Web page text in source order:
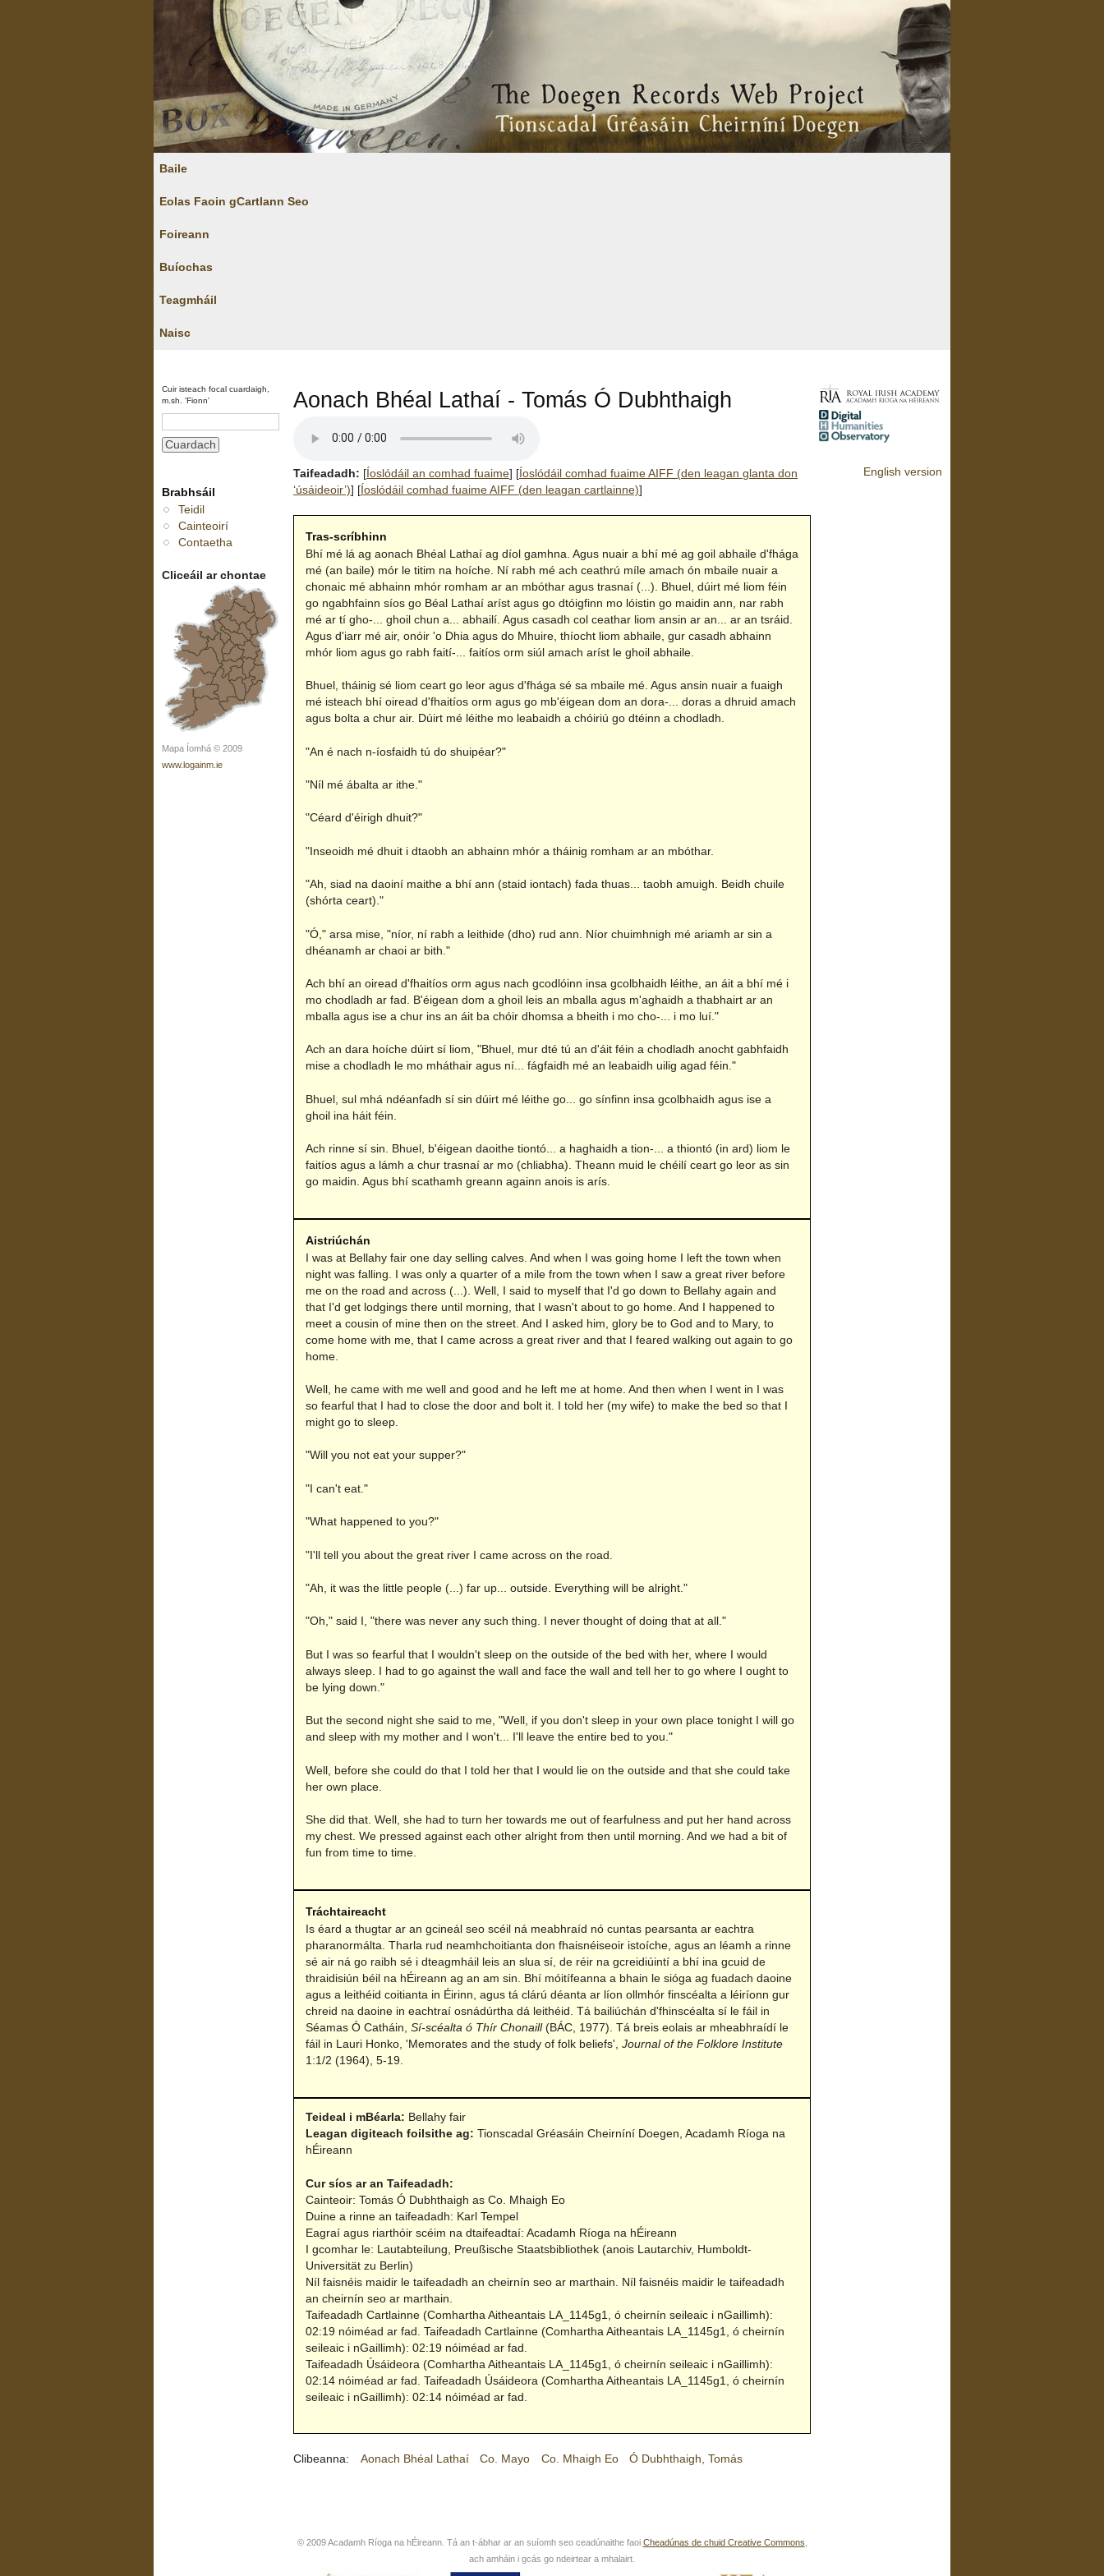
Baile
Eolas Faoin gCartlann Seo
Foireann
Buíochas
Teagmháil
Naisc
Cuir isteach focal cuardaigh,
m.sh. 'Fionn'
Brabhsáil
Teidil
Cainteoirí
Contaetha
Cliceáil ar chontae
Mapa Íomhá © 2009
www.logainm.ie
Aonach Bhéal Lathaí - Tomás Ó Dubhthaigh
Taifeadadh: [ Íoslódáil an comhad fuaime] [ Íoslódáil comhad fuaime AIFF (den leagan glanta don
‘úsáideoir’)] [ Íoslódáil comhad fuaime AIFF (den leagan cartlainne)]
Tras-scríbhinn
Bhí mé lá ag aonach Bhéal Lathaí ag díol gamhna. Agus nuair a bhí mé ag goil abhaile d'fhága
mé (an baile) mór le titim na hoíche. Ní rabh mé ach ceathrú míle amach ón mbaile nuair a
chonaic mé abhainn mhór romham ar an mbóthar agus trasnaí (...). Bhuel, dúirt mé liom féin
go ngabhfainn síos go Béal Lathaí aríst agus go dtóigfinn mo lóistin go maidin ann, nar rabh
mé ar tí gho-... ghoil chun a... abhailí. Agus casadh col ceathar liom ansin ar an... ar an tsráid.
Agus d'iarr mé air, onóir 'o Dhia agus do Mhuire, thíocht liom abhaile, gur casadh abhainn
mhór liom agus go rabh faití-... faitíos orm siúl amach aríst le ghoil abhaile.
Bhuel, tháinig sé liom ceart go leor agus d'fhága sé sa mbaile mé. Agus ansin nuair a fuaigh
mé isteach bhí oiread d'fhaitíos orm agus go mb'éigean dom an dora-... doras a dhruid amach
agus bolta a chur air. Dúirt mé léithe mo leabaidh a chóiriú go dtéinn a chodladh.
"An é nach n-íosfaidh tú do shuipéar?"
"Níl mé ábalta ar ithe."
"Céard d'éirigh dhuit?"
"Inseoidh mé dhuit i dtaobh an abhainn mhór a tháinig romham ar an mbóthar.
"Ah, siad na daoiní maithe a bhí ann (staid iontach) fada thuas... taobh amuigh. Beidh chuile
(shórta ceart)."
"Ó," arsa mise, "níor, ní rabh a leithide (dho) rud ann. Níor chuimhnigh mé ariamh ar sin a
dhéanamh ar chaoi ar bith."
Ach bhí an oiread d'fhaitíos orm agus nach gcodlóinn insa gcolbhaidh léithe, an áit a bhí mé i
mo chodladh ar fad. B'éigean dom a ghoil leis an mballa agus m'aghaidh a thabhairt ar an
mballa agus ise a chur ins an áit ba chóir dhomsa a bheith i mo cho-... i mo luí."
Ach an dara hoíche dúirt sí liom, "Bhuel, mur dté tú an d'áit féin a chodladh anocht gabhfaidh
mise a chodladh le mo mháthair agus ní... fágfaidh mé an leabaidh uilig agad féin."
Bhuel, sul mhá ndéanfadh sí sin dúirt mé léithe go... go sínfinn insa gcolbhaidh agus ise a
ghoil ina háit féin.
Ach rinne sí sin. Bhuel, b'éigean daoithe tiontó... a haghaidh a tion-... a thiontó (in ard) liom le
faitíos agus a lámh a chur trasnaí ar mo (chliabha). Theann muid le chéilí ceart go leor as sin
go maidin. Agus bhí scathamh greann againn anois is arís.
Aistriúchán
I was at Bellahy fair one day selling calves. And when I was going home I left the town when
night was falling. I was only a quarter of a mile from the town when I saw a great river before
me on the road and across (...). Well, I said to myself that I'd go down to Bellahy again and
that I'd get lodgings there until morning, that I wasn't about to go home. And I happened to
meet a cousin of mine then on the street. And I asked him, glory be to God and to Mary, to
come home with me, that I came across a great river and that I feared walking out again to go
home.
Well, he came with me well and good and he left me at home. And then when I went in I was
so fearful that I had to close the door and bolt it. I told her (my wife) to make the bed so that I
might go to sleep.
"Will you not eat your supper?"
"I can't eat."
"What happened to you?"
"I'll tell you about the great river I came across on the road.
"Ah, it was the little people (...) far up... outside. Everything will be alright."
"Oh," said I, "there was never any such thing. I never thought of doing that at all."
But I was so fearful that I wouldn't sleep on the outside of the bed with her, where I would
always sleep. I had to go against the wall and face the wall and tell her to go where I ought to
be lying down."
But the second night she said to me, "Well, if you don't sleep in your own place tonight I will go
and sleep with my mother and I won't... I'll leave the entire bed to you."
Well, before she could do that I told her that I would lie on the outside and that she could take
her own place.
She did that. Well, she had to turn her towards me out of fearfulness and put her hand across
my chest. We pressed against each other alright from then until morning. And we had a bit of
fun from time to time.
Tráchtaireacht
Is éard a thugtar ar an gcineál seo scéil ná meabhraíd nó cuntas pearsanta ar eachtra
pharanormálta. Tharla rud neamhchoitianta don fhaisnéiseoir istoíche, agus an léamh a rinne
sé air ná go raibh sé i dteagmháil leis an slua sí, de réir na gcreidiúintí a bhí ina gcuid de
thraidisiún béil na hÉireann ag an am sin. Bhí móitífeanna a bhain le sióga ag fuadach daoine
agus a leithéid coitianta in Éirinn, agus tá clárú déanta ar líon ollmhór finscéalta a léiríonn gur
chreid na daoine in eachtraí osnádúrtha dá leithéid. Tá bailiúchán d'fhinscéalta sí le fáil in
Séamas Ó Catháin, Sí-scéalta ó Thír Chonaill(BÁC, 1977). Tá breis eolais ar mheabhraídí le
fáil in Lauri Honko, 'Memorates and the study of folk beliefs', Journal of the Folklore Institute
1:1/2 (1964), 5-19.
Teideal i mBéarla: Bellahy fair
Leagan digiteach foilsithe ag: Tionscadal Gréasáin Cheirníní Doegen, Acadamh Ríoga na
hÉireann
Cur síos ar an Taifeadadh:
Cainteoir: Tomás Ó Dubhthaigh as Co. Mhaigh Eo
Duine a rinne an taifeadadh: Karl Tempel
Eagraí agus riarthóir scéim na dtaifeadtaí: Acadamh Ríoga na hÉireann
I gcomhar le: Lautabteilung, Preußische Staatsbibliothek (anois Lautarchiv, Humboldt-
Universität zu Berlin)
Níl faisnéis maidir le taifeadadh an cheirnín seo ar marthain. Níl faisnéis maidir le taifeadadh
an cheirnín seo ar marthain.
Taifeadadh Cartlainne (Comhartha Aitheantais LA_1145g1, ó cheirnín seileaic i nGaillimh):
02:19 nóiméad ar fad. Taifeadadh Cartlainne (Comhartha Aitheantais LA_1145g1, ó cheirnín
seileaic i nGaillimh): 02:19 nóiméad ar fad.
Taifeadadh Úsáideora (Comhartha Aitheantais LA_1145g1, ó cheirnín seileaic i nGaillimh):
02:14 nóiméad ar fad. Taifeadadh Úsáideora (Comhartha Aitheantais LA_1145g1, ó cheirnín
seileaic i nGaillimh): 02:14 nóiméad ar fad.
Clibeanna: Aonach Bhéal Lathaí Co. Mayo Co. Mhaigh Eo Ó Dubhthaigh, Tomás
English version
© 2009 Acadamh Ríoga na hÉireann. Tá an t-ábhar ar an suíomh seo ceadúnaithe faoi Cheadúnas de chuid Creative Commons,
ach amháin i gcás go ndeirtear a mhalairt.